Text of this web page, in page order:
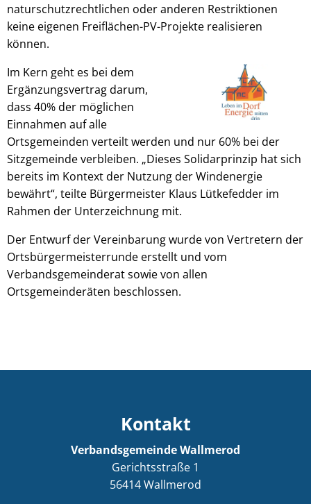
naturschutzrechtlichen oder anderen Restriktionen
keine eigenen Freiflächen-PV-Projekte realisieren
können.
Im Kern geht es bei dem
Ergänzungsvertrag darum,
dass 40% der möglichen
Einnahmen auf alle
Ortsgemeinden verteilt werden und nur 60% bei der
Sitzgemeinde verbleiben. „Dieses Solidarprinzip hat sich
bereits im Kontext der Nutzung der Windenergie
bewährt“, teilte Bürgermeister Klaus Lütkefedder im
Rahmen der Unterzeichnung mit.
Der Entwurf der Vereinbarung wurde von Vertretern der
Ortsbürgermeisterrunde erstellt und vom
Verbandsgemeinderat sowie von allen
Ortsgemeinderäten beschlossen.
Kontakt
Verbandsgemeinde Wallmerod
Gerichtsstraße 1
56414Wallmerod